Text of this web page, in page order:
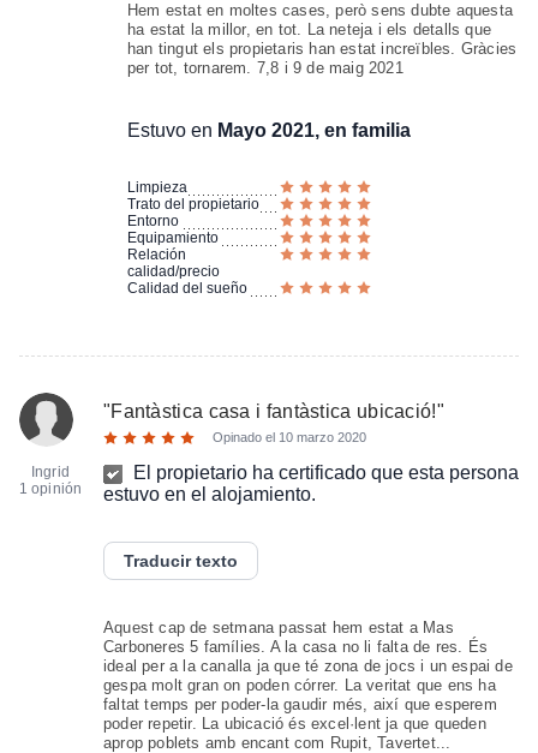
Hem estat en moltes cases, però sens dubte aquesta
ha estat la millor, en tot. La neteja i els detalls que
han tingut els propietaris han estat increïbles. Gràcies
per tot, tornarem. 7,8 i 9 de maig 2021
Estuvo en Mayo 2021, en familia
Limpieza
Trato del propietario
Entorno
Equipamiento
Relación
calidad/precio
Calidad del sueño
Ingrid
1 opinión
"Fantàstica casa i fantàstica ubicació!"
Opinado el 10 marzo 2020
El propietario ha certificado que esta persona
estuvo en el alojamiento.
Traducir texto
Aquest cap de setmana passat hem estat a Mas
Carboneres 5 famílies. A la casa no li falta de res. És
ideal per a la canalla ja que té zona de jocs i un espai de
gespa molt gran on poden córrer. La veritat que ens ha
faltat temps per poder-la gaudir més, així que esperem
poder repetir. La ubicació és excel·lent ja que queden
aprop poblets amb encant com Rupit, Tavertet...